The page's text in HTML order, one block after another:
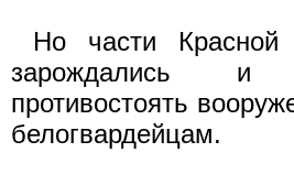
Но части Красной
зарождались
противостоять
белогвардейцам.